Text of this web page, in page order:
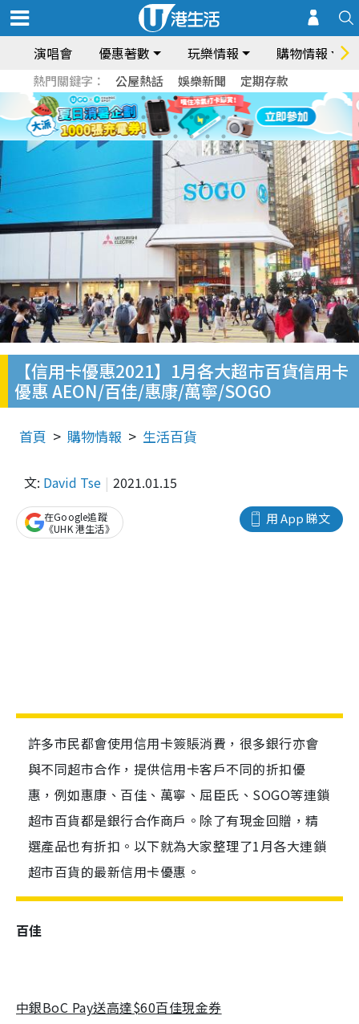
演唱會 優惠著數 玩樂情報 購物情報
熱門關鍵字： 公屋熱話 娛樂新聞 定期存款
【信用卡優惠2021】1月各大超市百貨信用卡
優惠 AEON/百佳/惠康/萬寧/SOGO
首頁 購物情報 生活百貨
文: David Tse 2021.01.15
用 App 睇文
在Google追蹤
《UHK 港生活》
許多市民都會使用信用卡簽賬消費，很多銀行亦會
與不同超市合作，提供信用卡客戶不同的折扣優
惠，例如惠康、百佳、萬寧、屈臣氏、SOGO等連鎖
超市百貨都是銀行合作商戶。除了有現金回贈，精
選產品也有折扣。以下就為大家整理了1月各大連鎖
超市百貨的最新信用卡優惠。
百佳
中銀BoC Pay送高達$60百佳現金券